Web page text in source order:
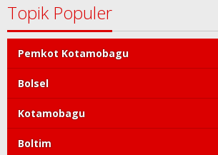
Topik Populer
Pemkot Kotamobagu
Bolsel
Kotamobagu
Boltim